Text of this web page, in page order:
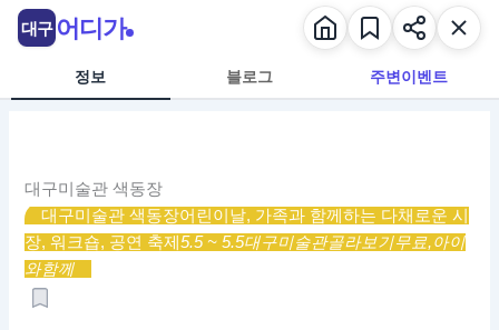
정보 블로그 주변이벤트
대구미술관 색동장
대구미술관 색동장어린이날, 가족과 함께하는 다채로운 시
장, 워크숍, 공연 축제5.5 ~ 5.5대구미술관골라보기무료,아이
와함께
대구 어디가